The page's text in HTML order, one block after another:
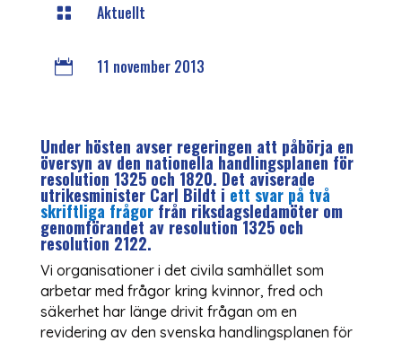
 Aktuellt
 11 november 2013
Under hösten avser regeringen att påbörja en
översyn av den nationella handlingsplanen för
resolution 1325 och 1820. Det aviserade
utrikesminister Carl Bildt i ett svar på två
skriftliga frågorfrån riksdagsledamöter om
genomförandet av resolution 1325 och
resolution 2122.
Vi organisationer i det civila samhället som
arbetar med frågor kring kvinnor, fred och
säkerhet har länge drivit frågan om en
revidering av den svenska handlingsplanen för